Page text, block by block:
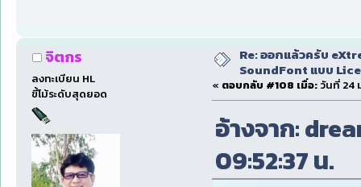
จิตกร
ลงทะเบียน HL
ขี้โม้ระดับสุดยอด
Re: ออกแล้วครับ
SoundFont แบบ
« ตอบกลับ #108 เมื่อ: วันที่ 24
อ้างจาก:
09:52:37 น.